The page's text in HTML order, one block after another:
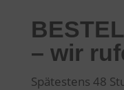
– wir
Spätestens 48